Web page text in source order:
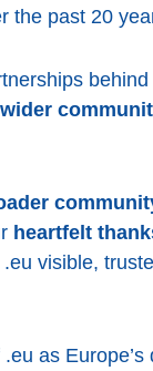
the past 20
behind
heartfelt
visible,
as Europe’s